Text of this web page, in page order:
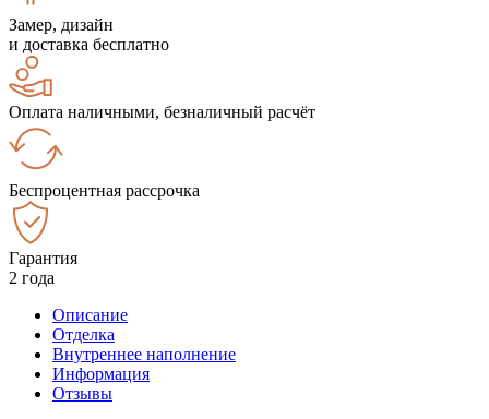
Замер, дизайн
и доставка бесплатно
Оплата наличными, безналичный расчёт
Беспроцентная рассрочка
Гарантия
2 года
Описание
Отделка
Внутреннее наполнение
Информация
Отзывы